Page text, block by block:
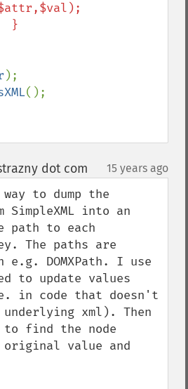
);
();
dot com 15 years ago
to dump the
SimpleXML into an
path to each
The paths are
e.g. DOMXPath. I use
to update values
in code that doesn't
underlying xml). Then
to find the node
value and